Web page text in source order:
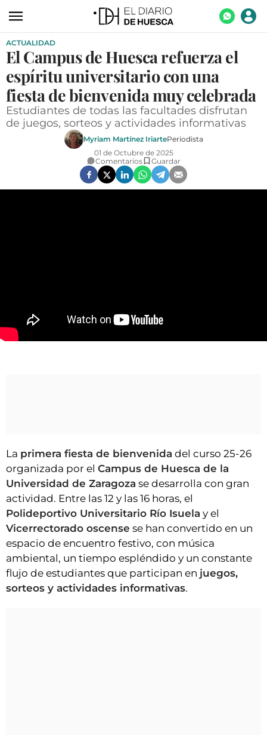
ACTUALIDAD
ECONOMÍA
TECNOLOGÍA
TURISMO
AGROALIMENTACIÓN
FIESTAS EN EL ALTO ARAGÓN
FIESTAS DE SAN LORENZO
CLUB DEL AMIGO MILITANTE
INICIAR SESIÓN
ACTUALIDAD
El Campus de Huesca refuerza el
espíritu universitario con una
fiesta de bienvenida muy celebrada
Estudiantes de todas las facultades disfrutan
de juegos, sorteos y actividades informativas
Myriam Martínez IriartePeriodista
01 de Octubre de 2025
Comentarios
Guardar
La primera fiesta de bienvenida del curso 25-26
organizada por el Campus de Huesca de la
Universidad de Zaragoza se desarrolla con gran
actividad. Entre las 12 y las 16 horas, el
Polideportivo Universitario Río Isuela y el
Vicerrectorado oscense se han convertido en un
espacio de encuentro festivo, con música
ambiental, un tiempo espléndido y un constante
flujo de estudiantes que participan en juegos,
sorteos y actividades informativas.